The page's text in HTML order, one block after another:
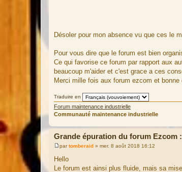
Désoler pour mon absence vu que ces le
Pour vous dire que le forum est bien
Ce qui favorise ce forum par rapport aux
beaucoup m'aider et c'est grace a ces
Merci mille fois aux forum ezcom et bonne
Traduire en
Forum maintenance industrielle
Communauté maintenance industrielle
Grande épuration du forum Ezcom
M
e
s
s
partomberaid » mer. 8 août 2018 16:12
Hello
Le forum est ainsi plus fluide, mais sa